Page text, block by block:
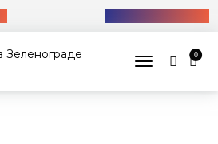
Toggle 0